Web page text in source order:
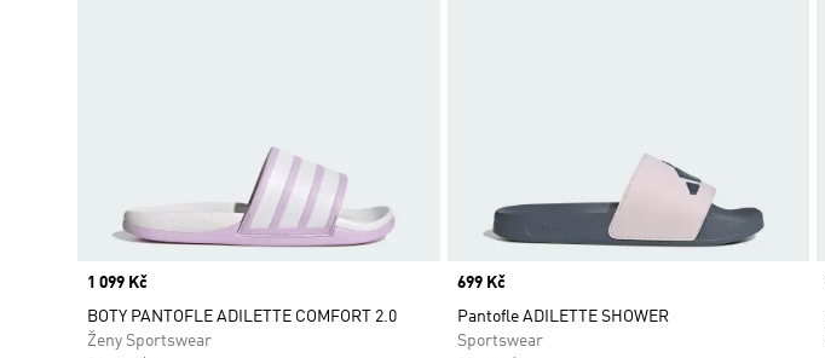
Price
1 099 Kč
BOTY PANTOFLE ADILETTE COMFORT 2.0
Ženy Sportswear
Price
699 Kč
Pantofle ADILETTE SHOWER
Sportswear